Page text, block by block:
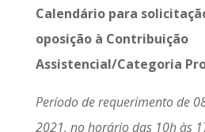
Calendário para
oposição à Contribuição
Assistencial/Categoria
Período de requerimento de
2021, no horário das 10h às